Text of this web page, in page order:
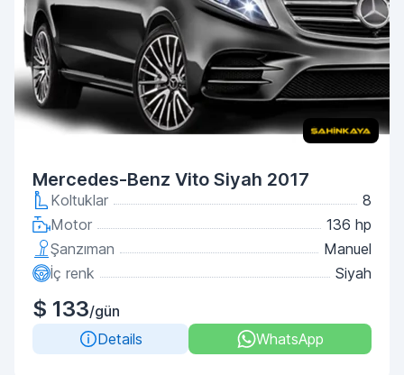
Mercedes-Benz Vito Siyah 2017
Koltuklar
8
Motor
136 hp
Şanzıman
Manuel
İç renk
Siyah
$ 133/gün
Details
WhatsApp